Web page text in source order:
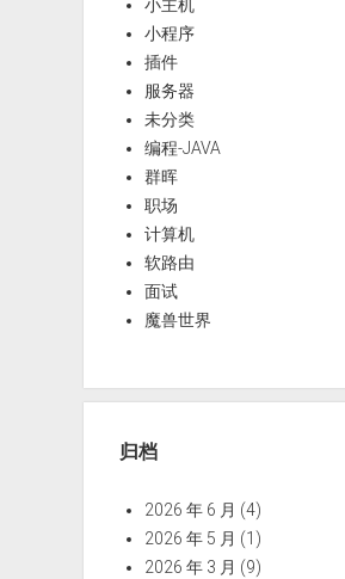
小主机
小程序
插件
服务器
未分类
编程-JAVA
群晖
职场
计算机
软路由
面试
魔兽世界
归档
2026 年 6 月 (4)
2026 年 5 月 (1)
2026 年 3 月 (9)